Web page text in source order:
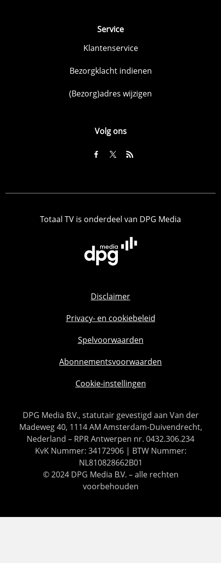
Service
Klantenservice
Bezorgklacht indienen
(Bezorg)adres wijzigen
Volg ons
Totaal TV is onderdeel van DPG Media
Disclaimer
Privacy- en cookiebeleid
Spelvoorwaarden
Abonnementsvoorwaarden
Cookie-instellingen
DPG Media B.V., statutair gevestigd aan Van der
Madeweg 40, 1114 AM Amsterdam-Duivendrecht,
Nederland – RPR Antwerpen nr. 0432.306.234
KvK Nummer: 34172906 | BTW Nummer:
NL810828662B01
© 2024 DPG Media B.V. – alle rechten
voorbehouden